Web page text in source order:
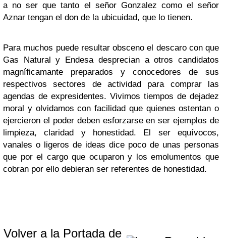
a no ser que tanto el señor Gonzalez como el señor
Aznar tengan el don de la ubicuidad, que lo tienen.
Para muchos puede resultar obsceno el descaro con que
Gas Natural y Endesa desprecian a otros candidatos
magníficamante preparados y conocedores de sus
respectivos sectores de actividad para comprar las
agendas de expresidentes. Vivimos tiempos de dejadez
moral y olvidamos con facilidad que quienes ostentan o
ejercieron el poder deben esforzarse en ser ejemplos de
limpieza, claridad y honestidad. El ser equívocos,
vanales o ligeros de ideas dice poco de unas personas
que por el cargo que ocuparon y los emolumentos que
cobran por ello debieran ser referentes de honestidad.
Volver a la Portada de